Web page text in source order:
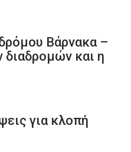
Βάρνακα –
και η
για κλοπή